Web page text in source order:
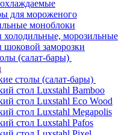
для мороженого
моноблоки
морозильные
заморозки
(салат-бары)
столы (салат-бары)
стол Luxstahl Bamboo
стол Luxstahl Eco Wood
стол Luxstahl Megapolis
стол Luxstahl Pafos